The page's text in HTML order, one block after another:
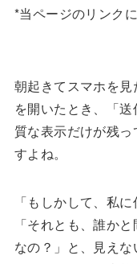
*当ページのリンク
朝起きてスマホを
を開いたとき、「
質な表示だけが残
すよね。
「もしかして、私
「それとも、誰か
なの？」と、見え